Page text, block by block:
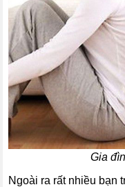
Gia
Ngoài ra rất nhiều bạn